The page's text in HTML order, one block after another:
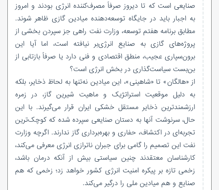
صنایعی است که تا دیروز صرفاً مصرف‌کننده انرژی بودند و امروز
به اجبار باید در جایگاه توسعه‌دهنده میادین گازی ظاهر شوند.
مطابق برنامه هفتم توسعه، وزارت نفت راهی جز سپردن بخشی از
پروژه‌های گازی به صنایع انرژی‌بر نیافته است، اما آیا این
برون‌سپاری عجیب، منطق اقتصادی و فنی دارد یا صرفاً بازتابی از
بن‌بست سیاست‌گذاری در بخش انرژی است؟
از «هالگان» تا «شاهینی»، این میادین نه‌تنها به لحاظ ذخایر، بلکه
به دلیل موقعیت استراتژیک و ماهیت شیرین گاز، در زمره
ارزشمندترین ذخایر مستقل خشکی ایران قرار می‌گیرند. با این
حال، سرنوشت آنها به دستان صنایعی سپرده شده که کوچک‌ترین
تجربه‌ای در اکتشاف، حفاری و بهره‌برداری گاز ندارند. اگرچه وزارت
نفت این تصمیم را گامی برای جبران ناترازی انرژی معرفی می‌کند،
کارشناسان معتقدند چنین سیاستی بیش از آنکه درمان باشد،
زخمی تازه بر پیکره امنیت انرژی کشور خواهد زد؛ زخمی که هم
صنایع و هم میادین ملی را درگیر می‌کند.